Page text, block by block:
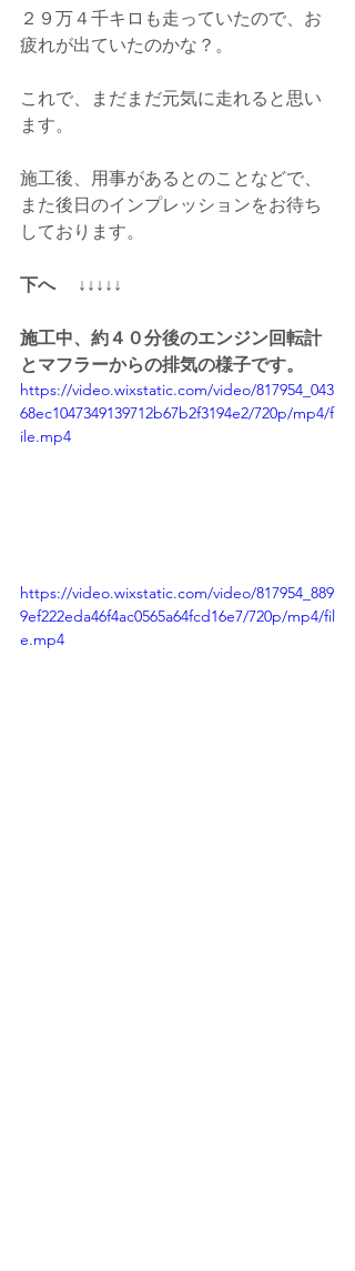
２９万４千キロも走っていたので、お
疲れが出ていたのかな？。
これで、まだまだ元気に走れると思い
ます。
施工後、用事があるとのことなどで、
また後日のインプレッションをお待ち
しております。
下へ 　↓↓↓↓↓
施工中、約４０分後のエンジン回転計
とマフラーからの排気の様子です。
https://video.wixstatic.com/video/817954_043
68ec1047349139712b67b2f3194e2/720p/mp4/f
ile.mp4
https://video.wixstatic.com/video/817954_889
9ef222eda46f4ac0565a64fcd16e7/720p/mp4/fil
e.mp4